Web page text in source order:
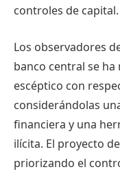
controles de capital.
Los observadores
banco central se
escéptico con
considerándolas
financiera y una
ilícita. El proyecto
priorizando el